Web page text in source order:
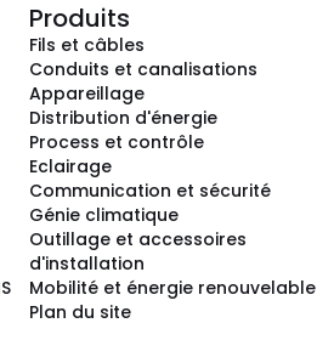
Produits
Fils et câbles
Conduits et canalisations
Appareillage
Distribution d'énergie
Process et contrôle
Eclairage
Communication et sécurité
Génie climatique
Outillage et accessoires
d'installation
Mobilité et énergie renouvelable
Plan du site